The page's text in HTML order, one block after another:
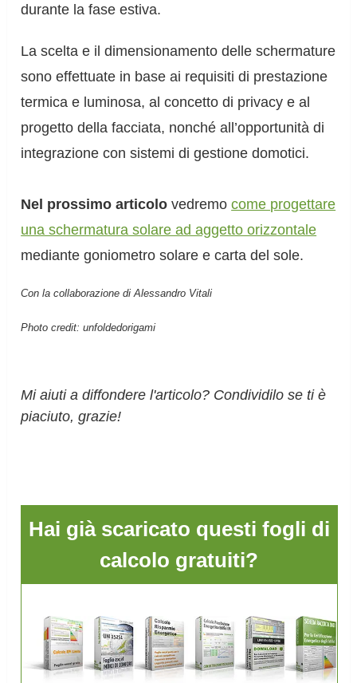
durante la fase estiva.
La scelta e il dimensionamento delle schermature
sono effettuate in base ai requisiti di prestazione
termica e luminosa, al concetto di privacy e al
progetto della facciata, nonché all’opportunità di
integrazione con sistemi di gestione domotici.
Nel prossimo articolo vedremocome progettare
una schermatura solare ad aggetto orizzontale
mediante goniometro solare e carta del sole.
Con la collaborazione di Alessandro Vitali
Photo credit: unfoldedorigami
Mi aiuti a diffondere l'articolo? Condividilo se ti è
piaciuto, grazie!
Hai già scaricato questi fogli di
calcolo gratuiti?